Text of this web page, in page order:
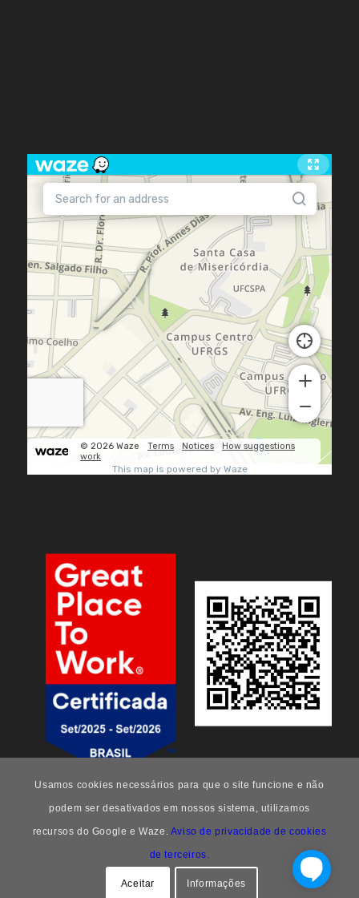
Enfold Theme by Kriesi
Usamos cookies necessários para que o site funcione e não
podem ser desativados em nossos sistema, utilizamos
recursos do Google e Waze. Aviso de privacidade de cookies
de terceiros.
Aceitar Informações